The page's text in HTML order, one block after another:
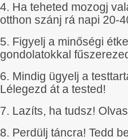
4. Ha teheted mozogj
otthon szánj rá napi 20-
5. Figyelj a minőségi
gondolatokkal
6. Mindig ügyelj a
Lélegezd át a tested!
7. Lazíts, ha tudsz!
8. Perdülj táncra! Tedd